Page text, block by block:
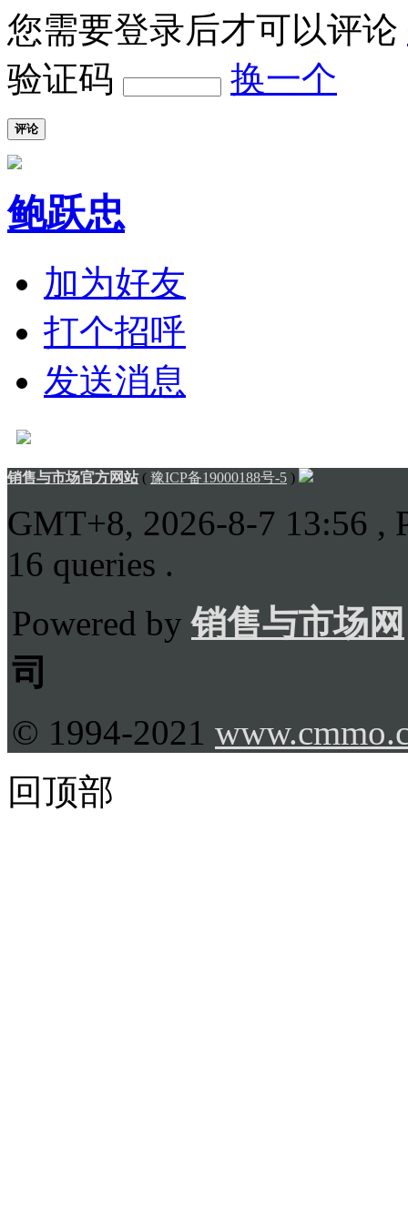
您需要登录后才可以评论
验证码
换一个
评论
鲍跃忠
加为好友
打个招呼
发送消息
销售与市场官方网站( 豫ICP备19000188号-5 )
GMT+8, 2026-8-7 13:56 ,
16 queries .
Powered by销售与市场网
司
© 1994-2021
回顶部